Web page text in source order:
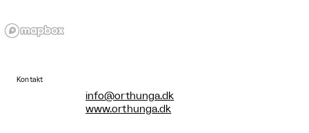
Kontakt
info@orthunga.dk
www.orthunga.dk